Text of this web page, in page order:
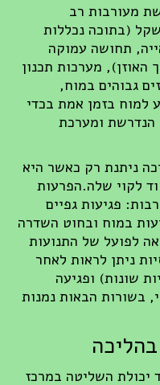
מעורבות רב
(בתוכה נכללות
תחושה עמוקה
האוזן), מערכות תכנון
גבוהים במוח,
בזמן אמת בכדי
הנדרשת ומערכת
ניתנת רק כאשר היא
לקוי שלה.הפרעות
פגיעות גפיים
במוח ובחוט השדרה
לפועל של התנועות
ניתן לראות לאחר
שונות) ופגיעה
בשורות הבאות נמנות
יכולת השליטה במרכז